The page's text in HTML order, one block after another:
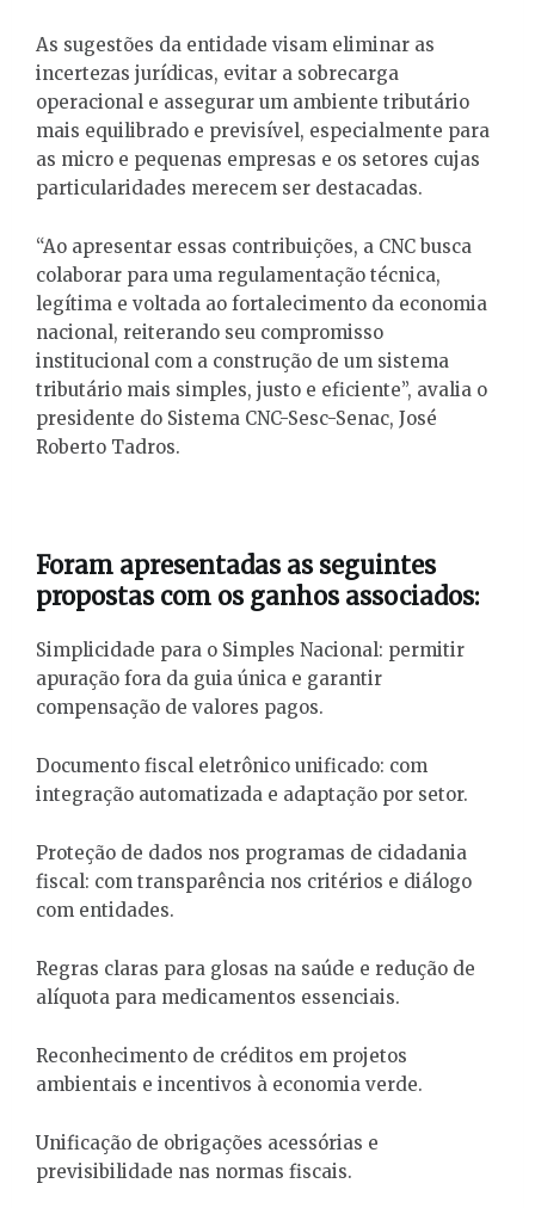
As sugestões da entidade visam eliminar as
incertezas jurídicas, evitar a sobrecarga
operacional e assegurar um ambiente tributário
mais equilibrado e previsível, especialmente para
as micro e pequenas empresas e os setores cujas
particularidades merecem ser destacadas.
“Ao apresentar essas contribuições, a CNC busca
colaborar para uma regulamentação técnica,
legítima e voltada ao fortalecimento da economia
nacional, reiterando seu compromisso
institucional com a construção de um sistema
tributário mais simples, justo e eficiente”, avalia o
presidente do Sistema CNC-Sesc-Senac, José
Roberto Tadros.
Foram apresentadas as seguintes
propostas com os ganhos associados:
Simplicidade para o Simples Nacional: permitir
apuração fora da guia única e garantir
compensação de valores pagos.
Documento fiscal eletrônico unificado: com
integração automatizada e adaptação por setor.
Proteção de dados nos programas de cidadania
fiscal: com transparência nos critérios e diálogo
com entidades.
Regras claras para glosas na saúde e redução de
alíquota para medicamentos essenciais.
Reconhecimento de créditos em projetos
ambientais e incentivos à economia verde.
Unificação de obrigações acessórias e
previsibilidade nas normas fiscais.